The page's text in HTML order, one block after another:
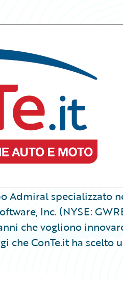
Admiral specializzato
Inc. (NYSE:
che vogliono
che ConTe.it ha